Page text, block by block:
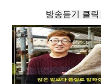
방송듣기 클릭